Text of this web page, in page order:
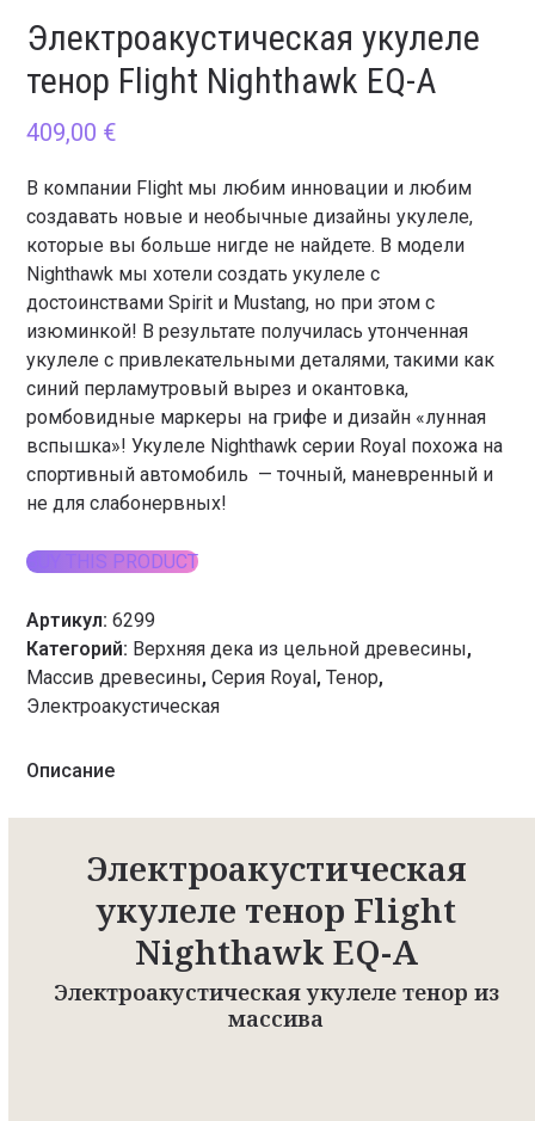
Электроакустическая укулеле
тенор Flight Nighthawk EQ-A
409,00 €
В компании Flight мы любим инновации и любим
создавать новые и необычные дизайны укулеле,
которые вы больше нигде не найдете. В модели
Nighthawk мы хотели создать укулеле с
достоинствами Spirit и Mustang, но при этом с
изюминкой! В результате получилась утонченная
укулеле с привлекательными деталями, такими как
синий перламутровый вырез и окантовка,
ромбовидные маркеры на грифе и дизайн «лунная
вспышка»! Укулеле Nighthawk серии Royal похожа на
спортивный автомобиль — точный, маневренный и
не для слабонервных!
BUY THIS PRODUCT
Артикул:6299
Категорий: Верхняя дека из цельной древесины,
Массив древесины,Серия Royal ,Тенор,
Электроакустическая
Описание
Электроакустическая
укулеле тенор Flight
Nighthawk EQ-A
Электроакустическая укулеле тенор из
массива